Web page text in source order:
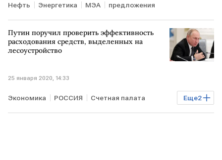
Нефть Энергетика МЭА предложения
Путин поручил проверить эффективность
расходования средств, выделенных на
лесоустройство
25 января 2020, 14:33
Еще2
Экономика РОССИЯ Счетная палата
Владимир Путин лес